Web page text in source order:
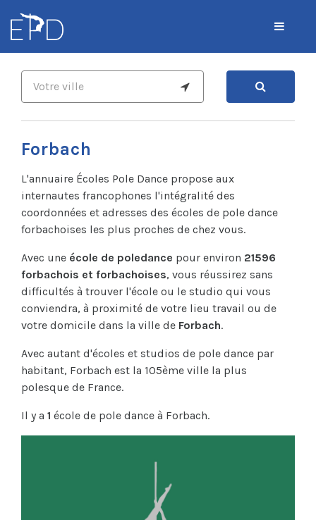
Forbach
L'annuaire Écoles Pole Dance propose aux
internautes francophones l'intégralité des
coordonnées et adresses des écoles de pole dance
forbachoises les plus proches de chez vous.
Avec une école de poledance pour environ 21596
forbachois et forbachoises, vous réussirez sans
difficultés à trouver l'école ou le studio qui vous
conviendra, à proximité de votre lieu travail ou de
votre domicile dans la ville de Forbach.
Avec autant d'écoles et studios de pole dance par
habitant, Forbach est la 105ème ville la plus
polesque de France.
Il y a 1 école de pole dance à Forbach.